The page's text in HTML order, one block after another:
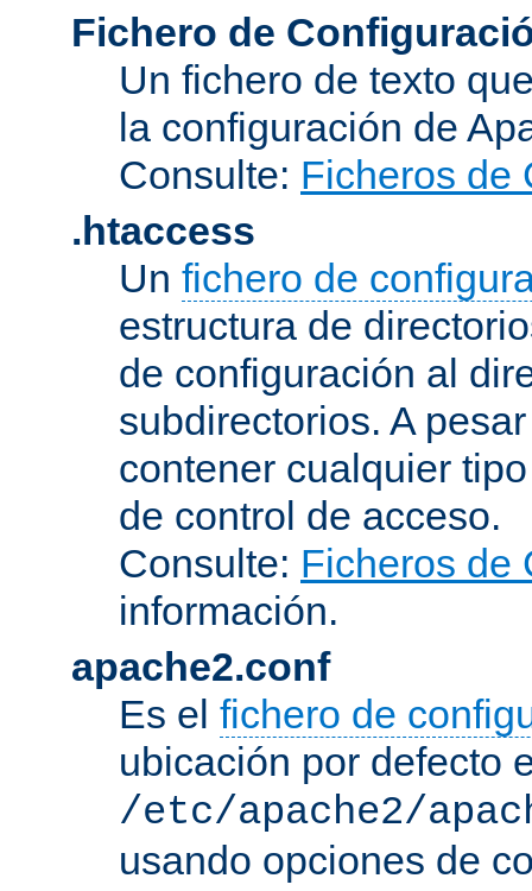
Fichero de
Un fichero de texto
la configuración de
Consulte: Ficheros de
.htaccess
Un fichero de
estructura de
de configuración al
subdirectorios. A
contener cualquier
de control de acceso.
Consulte: Ficheros de
información.
apache2.conf
Es el fichero de
ubicación por defecto
/etc/apache2/
usando opciones de